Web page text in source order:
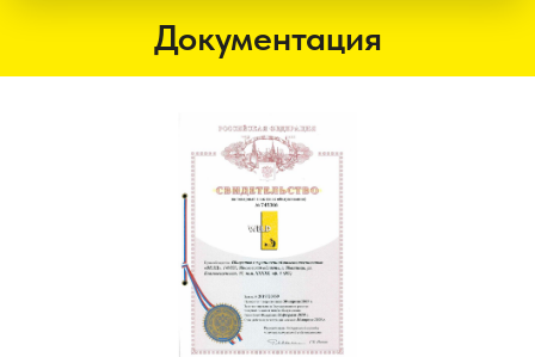
Документация